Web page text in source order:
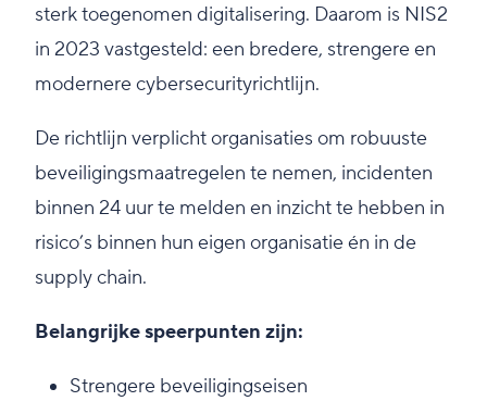
sterk toegenomen digitalisering. Daarom is NIS2
in 2023 vastgesteld: een bredere, strengere en
modernere cybersecurityrichtlijn.
De richtlijn verplicht organisaties om robuuste
beveiligingsmaatregelen te nemen, incidenten
binnen 24 uur te melden en inzicht te hebben in
risico’s binnen hun eigen organisatie én in de
supply chain.
Belangrijke speerpunten zijn:
Strengere beveiligingseisen